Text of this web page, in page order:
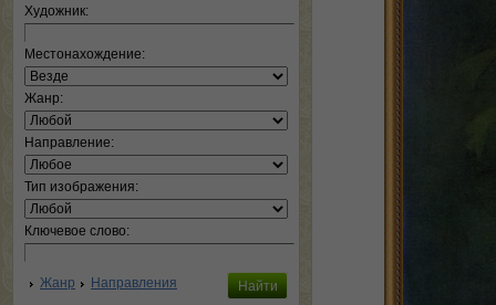
Художник:
Местонахождение:
Жанр:
Направление:
Тип изображения:
Ключевое слово:
Жанр Направления